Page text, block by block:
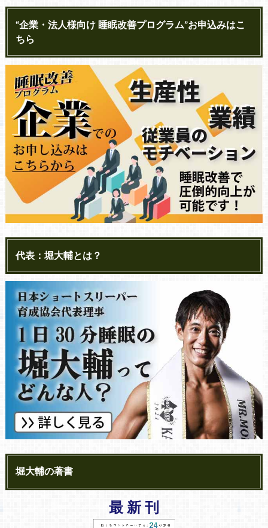
“企業・法人様向け 睡眠改善プログラム”お申込みはこ
ちら
代表：堀大輔とは？
堀大輔の著書
最 新 刊